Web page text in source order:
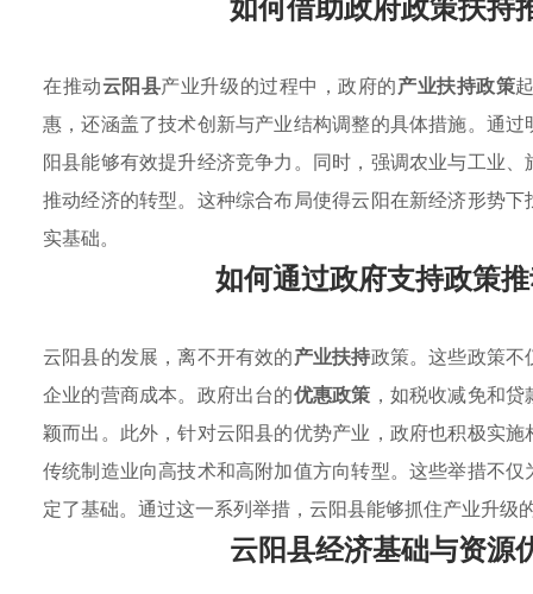
在推动云阳县产业升级的过程中，政府的产业扶持政策
惠，还涵盖了技术创新与产业结构调整的具体措施。通
阳县能够有效提升经济竞争力。同时，强调农业与工业
推动经济的转型。这种综合布局使得云阳在新经济形势
实基础。
如何通过政府支持政策
云阳县的发展，离不开有效的产业扶持政策。这些政策
企业的营商成本。政府出台的优惠政策 ，如税收减免和
颖而出。此外，针对云阳县的优势产业，政府也积极实施
传统制造业向高技术和高附加值方向转型。这些举措不
定了基础。通过这一系列举措，云阳县能够抓住产业升级
云阳县经济基础与资源